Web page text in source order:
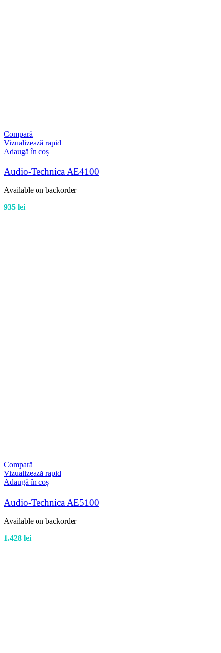
Compară
Vizualizează rapid
Adaugă în coș
Audio-Technica AE4100
Available on backorder
935 lei
Compară
Vizualizează rapid
Adaugă în coș
Audio-Technica AE5100
Available on backorder
1.428 lei